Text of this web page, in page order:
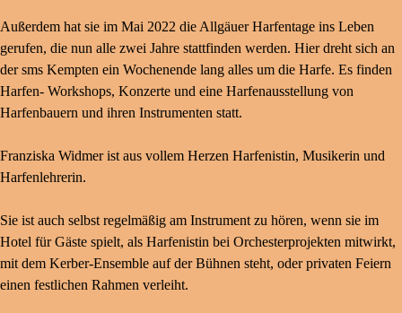
Außerdem hat sie im Mai 2022 die Allgäuer Harfentage ins Leben
gerufen, die nun alle zwei Jahre stattfinden werden. Hier dreht sich an
der sms Kempten ein Wochenende lang alles um die Harfe. Es finden
Harfen- Workshops, Konzerte und eine Harfenausstellung von
Harfenbauern und ihren Instrumenten statt.
Franziska Widmer ist aus vollem Herzen Harfenistin, Musikerin und
Harfenlehrerin.
Sie ist auch selbst regelmäßig am Instrument zu hören, wenn sie im
Hotel für Gäste spielt, als Harfenistin bei Orchesterprojekten mitwirkt,
mit dem Kerber-Ensemble auf der Bühnen steht, oder privaten Feiern
einen festlichen Rahmen verleiht.